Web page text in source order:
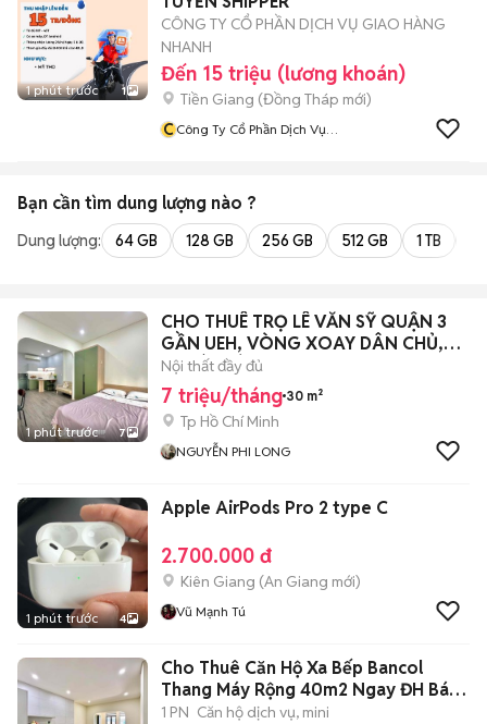
1 phút trước 1
CÔNG TY CỔ PHẦN DỊCH VỤ GIAO HÀNG
NHANH
Đến 15 triệu (lương khoán)
Tiền Giang (Đồng Tháp mới)
CCông Ty Cổ Phần Dịch Vụ
Bạn cần tìm dung lượng nào ?
Dung lượng: 64 GB 128 GB 256 GB 512 GB 1 TB
1 phút trước 7
CHO THUÊ TRỌ LÊ VĂN SỸ QUẬN 3
GẦN UEH, VÒNG XOAY DÂN CHỦ,
ĐH SÀI GÒN
Nội thất đầy đủ
7 triệu/tháng 30 m²
Tp Hồ Chí Minh
NGUYỄN PHI LONG
1 phút trước 4
Apple AirPods Pro 2 type C
2.700.000 đ
Kiên Giang (An Giang mới)
Vũ Mạnh Tú
Cho Thuê Căn Hộ Xa Bếp Bancol
Thang Máy Rộng 40m2 Ngay ĐH Bách
Khoa
1 PN Căn hộ dịch vụ, mini